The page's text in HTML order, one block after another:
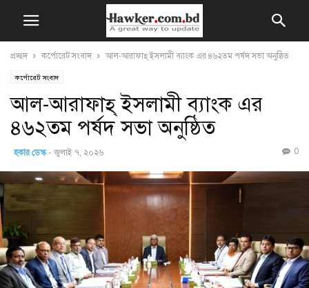
প্রচ্ছদ কর্পোরেট সংবাদ আল-আরাফাহ্ ইসলামী ব্যাংক এর ৪৬২তম পর্ষদ সভা অনুষ্ঠিত
কর্পোরেট সংবাদ
আল-আরাফাহ্ ইসলামী ব্যাংক এর
৪৬২তম পর্ষদ সভা অনুষ্ঠিত
হকার ডেস্ক - জুলাই ৭, ২০২৬ 0